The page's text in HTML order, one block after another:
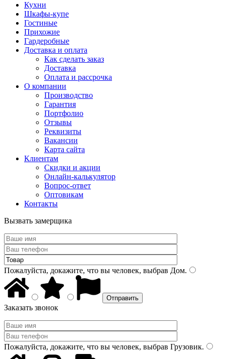
Кухни
Шкафы-купе
Гостиные
Прихожие
Гардеробные
Доставка и оплата
Как сделать заказ
Доставка
Оплата и рассрочка
О компании
Производство
Гарантия
Портфолио
Отзывы
Реквизиты
Вакансии
Карта сайта
Клиентам
Скидки и акции
Онлайн-калькулятор
Вопрос-ответ
Оптовикам
Контакты
Вызвать замерщика
Пожалуйста, докажите, что вы человек, выбрав Дом.
Заказать звонок
Пожалуйста, докажите, что вы человек, выбрав Грузовик.